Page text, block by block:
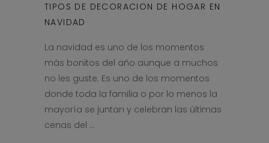
TIPOS DE DECORACION DE HOGAR EN
NAVIDAD
La navidad es uno de los momentos
más bonitos del año aunque a muchos
no les guste. Es uno de los momentos
donde toda la familia o por lo menos la
mayoría se juntan y celebran las últimas
cenas del